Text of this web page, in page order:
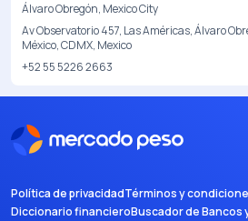
Álvaro Obregón, Mexico City
Av Observatorio 457, Las Américas, Álvaro
México, CDMX, Mexico
+52 55 5226 2663
Política de privacidadTérminos y
Diccionario financieroBuscador de Bancos